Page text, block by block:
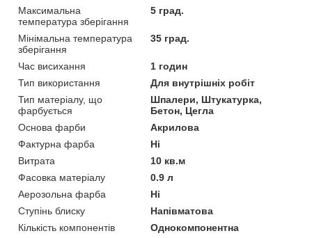
Максимальна
температура зберігання
5 град.
Мінімальна температура
зберігання
35 град.
Час висихання
1 годин
Тип використання
Для внутрішніх робіт
Тип матеріалу, що
фарбується
Шпалери, Штукатурка,
Бетон, Цегла
Основа фарби
Акрилова
Фактурна фарба
Ні
Витрата
10 кв.м
Фасовка матеріалу
0.9 л
Аерозольна фарба
Ні
Ступінь блиску
Напівматова
Кількість компонентів
Однокомпонентна